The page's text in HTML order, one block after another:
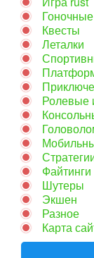
Гоночные
Квесты
Леталки
Ролевые
Файтинги
Шутеры
Экшен
Разное
Карта